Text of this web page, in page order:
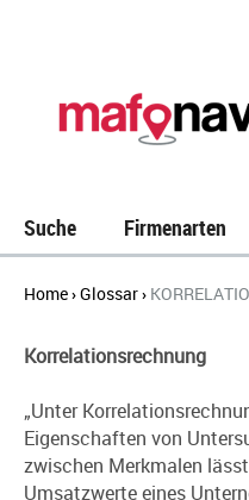
Suche Firmenarten
Home›Glossar›
Korrelationsrechnung
„Unter
Eigenschaften von
zwischen Merkmalen
Umsatzwerte eines